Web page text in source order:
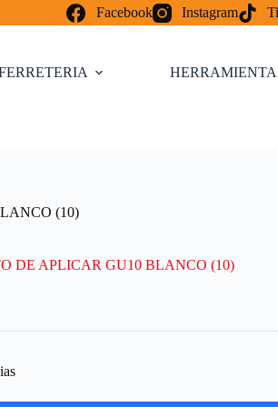
Facebook Instagram
(10)
DE APLICAR GU10 BLANCO (10)